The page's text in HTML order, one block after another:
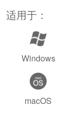
适用于：
Windows
macOS